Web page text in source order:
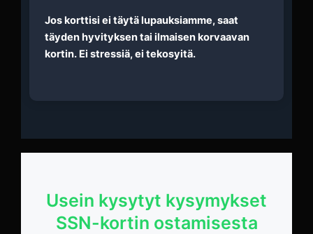
Jos korttisi ei täytä lupauksiamme, saat
täyden hyvityksen tai ilmaisen korvaavan
kortin. Ei stressiä, ei tekosyitä.
Usein kysytyt kysymykset
SSN-kortin ostamisesta